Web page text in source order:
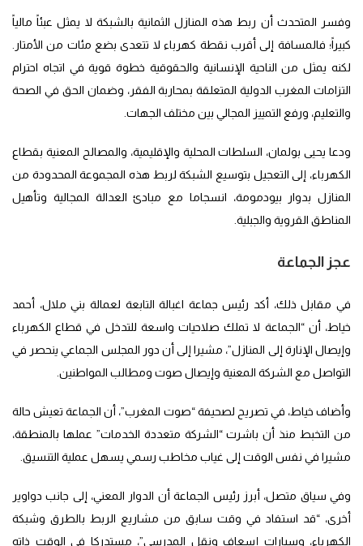
وفسر المتحدث أن ربط هذه المنازل الثمانية بالشبكة لا يمثل عبئاً مالياً
كبيراً؛ فالمسافة إلى أقرب نقطة كهرباء لا تتعدى بضع مئات من الأمتار.
لكنه يمثل من الناحية الإنسانية والحقوقية خطوة قوية في اتجاه احترام
التزامات المغرب الدولية المتعلقة بمحاربة الفقر، وضمان الحق في الصحة
والتعليم، ورفع التمييز المجالي بين مختلف الجهات.
ودعا يحيى بولمان، السلطات المحلية والإقليمية، والمصالح المعنية بقطاع
الكهرباء، إلى التعجيل بتوسيع الشبكة لربط هذه المجموعة المحدودة من
المنازل بدوار بيودمومة، انسجاما مع مبادئ العدالة المجالية وتأهيل
المناطق القروية والجبلية.
عجز الجماعة
في مقابل ذلك، أكد رئيس جماعة اغبالة التابعة لعمالة بني ملال، أحمد
خياط، أن “الجماعة لا تملك صلاحيات واسعة للتدخل في قطاع الكهرباء
وإيصال الإنارة إلى المنازل”، مشيرا إلى أن دور المجلس الجماعي ينحصر في
التواصل مع الشركة المعنية وإيصال صوت ومطالب المواطنين.
وأضاف خياط، في تصريح لصحيفة “صوت المغرب”، أن الجماعة تعيش حالة
من التخبط منذ أن باشرت “الشركة متعددة الخدمات” عملها بالمنطقة،
مشيرا في نفس الوقت إلى غياب مخاطب رسمي يسهل عملية التنسيق.
وفي سياق متصل، أبرز رئيس الجماعة أن الدوار المعني، إلى جانب دواوير
أخرى، “قد استفاد في وقت سابق من مشاريع الربط بالطرق وشبكة
الكهرباء، وسيارات إسعاف ونقل المدرسي”، مستدركا في الوقت ذاته